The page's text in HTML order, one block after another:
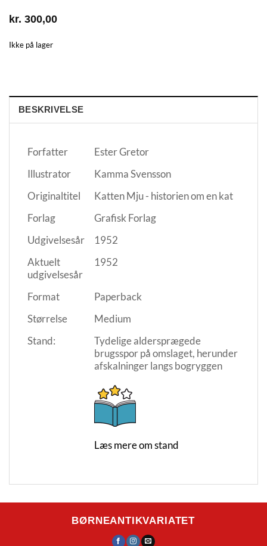
kr. 300,00
Ikke på lager
BESKRIVELSE
Forfatter
Ester Gretor
Illustrator
Kamma Svensson
Originaltitel
Katten Mju - historien om en kat
Forlag
Grafisk Forlag
Udgivelsesår
1952
Aktuelt
udgivelsesår
1952
Format
Paperback
Størrelse
Medium
Stand:
Tydelige aldersprægede
brugsspor på omslaget, herunder
afskalninger langs bogryggen
Læs mere om stand
BØRNEANTIKVARIATET